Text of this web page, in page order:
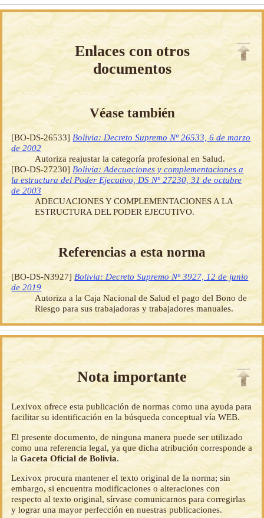
Enlaces con otros
documentos
Véase también
[BO-DS-26533] Bolivia: Decreto Supremo Nº 26533, 6 de marzo
de 2002
Autoriza reajustar la categoría profesional en Salud.
[BO-DS-27230] Bolivia: Adecuaciones y complementaciones a
la estructura del Poder Ejecutivo, DS Nº 27230, 31 de octubre
de 2003
ADECUACIONES Y COMPLEMENTACIONES A LA
ESTRUCTURA DEL PODER EJECUTIVO.
Referencias a esta norma
[BO-DS-N3927] Bolivia: Decreto Supremo Nº 3927, 12 de junio
de 2019
Autoriza a la Caja Nacional de Salud el pago del Bono de
Riesgo para sus trabajadoras y trabajadores manuales.
Nota importante
Lexivox ofrece esta publicación de normas como una ayuda para
facilitar su identificación en la búsqueda conceptual vía WEB.
El presente documento, de ninguna manera puede ser utilizado
como una referencia legal, ya que dicha atribución corresponde a
laGaceta Oficial de Bolivia.
Lexivox procura mantener el texto original de la norma; sin
embargo, si encuentra modificaciones o alteraciones con
respecto al texto original, sírvase comunicarnos para corregirlas
y lograr una mayor perfección en nuestras publicaciones.